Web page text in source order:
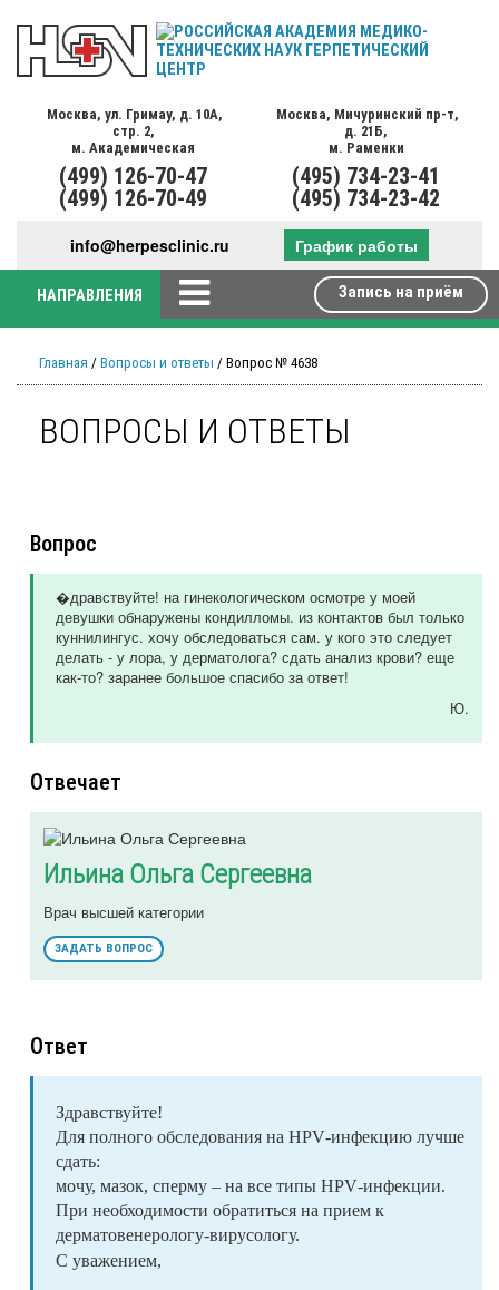
Москва, ул. Гримау, д. 10А,
стр. 2,
м. Академическая
(499) 126-70-47
(499) 126-70-49
Москва, Мичуринский пр-т,
д. 21Б,
м. Раменки
(495) 734-23-41
(495) 734-23-42
info@herpesclinic.ru График работы
НАПРАВЛЕНИЯ Запись на приём
Главная / Вопросы и ответы / Вопрос № 4638
ВОПРОСЫ И ОТВЕТЫ
Вопрос
�дравствуйте! на гинекологическом осмотре у моей
девушки обнаружены кондилломы. из контактов был только
куннилингус. хочу обследоваться сам. у кого это следует
делать - у лора, у дерматолога? сдать анализ крови? еще
как-то? заранее большое спасибо за ответ!
Ю.
Отвечает
Ильина Ольга Сергеевна
Врач высшей категории
ЗАДАТЬ ВОПРОС
Ответ
Здравствуйте!
Для полного обследования на HPV-инфекцию лучше
сдать:
мочу, мазок, сперму – на все типы HPV-инфекции.
При необходимости обратиться на прием к
дерматовенерологу-вирусологу.
С уважением,